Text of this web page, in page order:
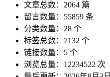
文章总数：2064 篇
留言数量：55859 条
分类数量：28 个
标签总数：7132 个
链接数量：5 个
浏览总量：12234522 次